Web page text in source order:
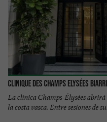
Clinique des Champs Elysées
La clínica Champs-Élysées abrirá
la costa vasca. Entre sesiones de